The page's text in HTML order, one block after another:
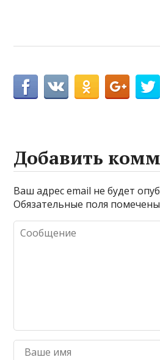
Добавить
Ваш адрес email не будет
Обязательные поля